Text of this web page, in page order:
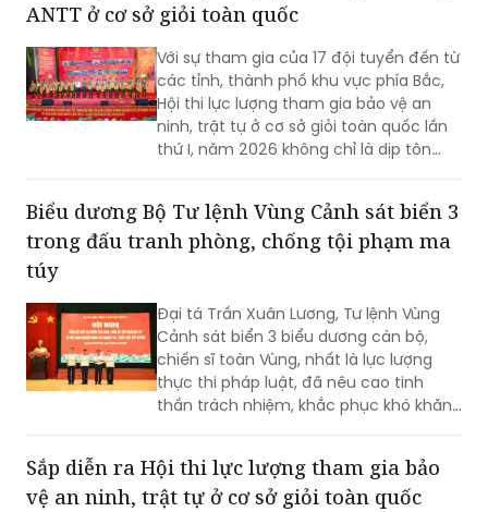
ANTT ở cơ sở giỏi toàn quốc
Với sự tham gia của 17 đội tuyển đến từ
các tỉnh, thành phố khu vực phía Bắc,
Hội thi lực lượng tham gia bảo vệ an
ninh, trật tự ở cơ sở giỏi toàn quốc lần
thứ I, năm 2026 không chỉ là dịp tôn
cho lực lượng giữ gìn bình yên từ cơ sở.
Biểu dương Bộ Tư lệnh Vùng Cảnh sát biển 3
trong đấu tranh phòng, chống tội phạm ma
túy
Đại tá Trần Xuân Lương, Tư lệnh Vùng
Cảnh sát biển 3 biểu dương cán bộ,
chiến sĩ toàn Vùng, nhất là lực lượng
thực thi pháp luật, đã nêu cao tinh
thần trách nhiệm, khắc phục khó khăn,
xuất sắc nhiệm vụ được giao...
Sắp diễn ra Hội thi lực lượng tham gia bảo
vệ an ninh, trật tự ở cơ sở giỏi toàn quốc